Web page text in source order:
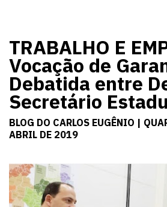
TRABALHO E
Vocação de
Debatida entre
Secretário
BLOG DO CARLOS EUGÊNIO |
ABRIL DE 2019